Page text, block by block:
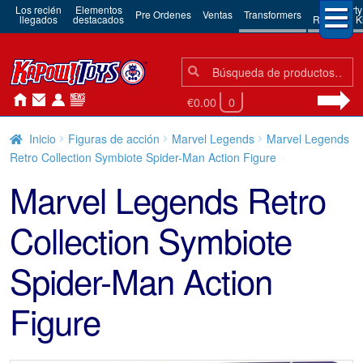
Los recién
llegados
Elementos
destacados Pre Ordenes Ventas Transformers 3rd Party
Robots &
Búsqueda:
Búsqueda
€0.00 0
Inicio Figuras de acción Marvel Legends
Marvel Legends
Retro Collection Symbiote Spider-Man Action Figure
Marvel Legends Retro
Collection Symbiote
Spider-Man Action
Figure